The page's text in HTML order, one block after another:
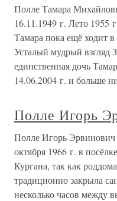
Полле Тамара
16.11.1949 г. Лето 1955
Тамара пока ещё ходит
Усталый мудрый взгляд
единственная дочь
14.06.2004 г. и больше
Полле Игорь
Полле Игорь Эрвинович
октября 1966 г. в
Кургана, так как
традиционно закрыла
несколько часов между